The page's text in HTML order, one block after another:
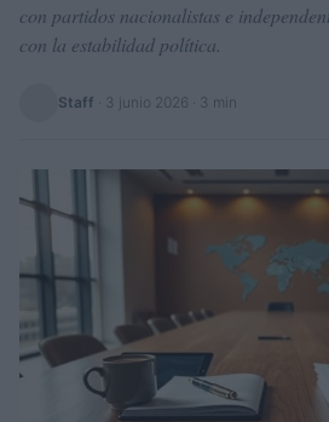
con partidos nacionalistas e
con la estabilidad política.
Staff 3 junio 2026 · 3 min